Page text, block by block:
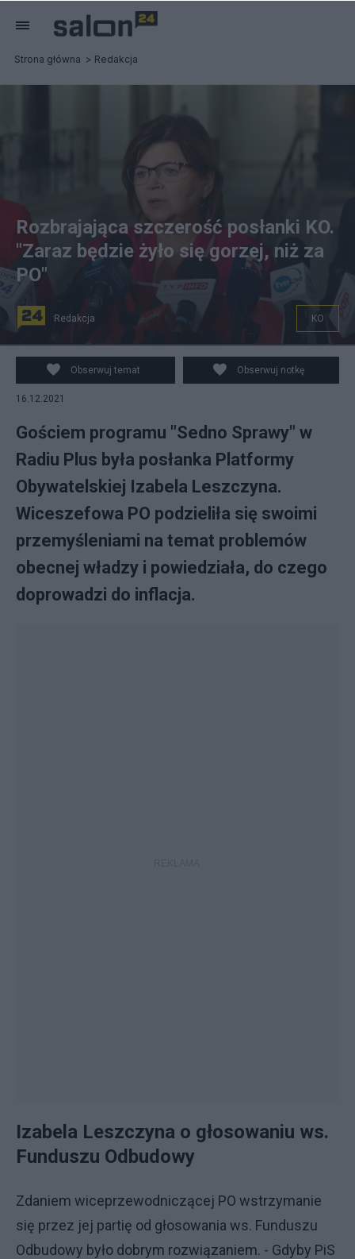
Strona główna Redakcja
PAP/Rafał Guz
Rozbrajająca szczerość posłanki KO.
"Zaraz będzie żyło się gorzej, niż za
PO"
Redakcja KO
Obserwuj temat Obserwuj notkę
16.12.2021
Gościem programu "Sedno Sprawy" w
Radiu Plus była posłanka Platformy
Obywatelskiej Izabela Leszczyna.
Wiceszefowa PO podzieliła się swoimi
przemyśleniami na temat problemów
obecnej władzy i powiedziała, do czego
doprowadzi do inflacja.
Izabela Leszczyna o głosowaniu ws.
Funduszu Odbudowy
Zdaniem wiceprzewodniczącej PO wstrzymanie
się przez jej partię od głosowania ws. Funduszu
Odbudowy było dobrym rozwiązaniem. - Gdyby PiS